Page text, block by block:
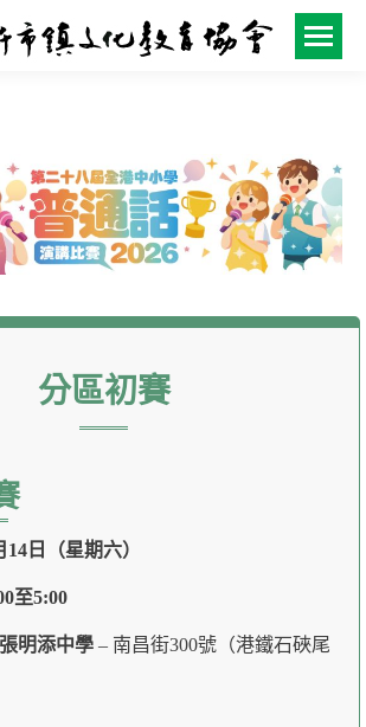
分區初賽
14日（星期六）
至5:00
明添中學 – 南昌街300號（港鐵石硤尾